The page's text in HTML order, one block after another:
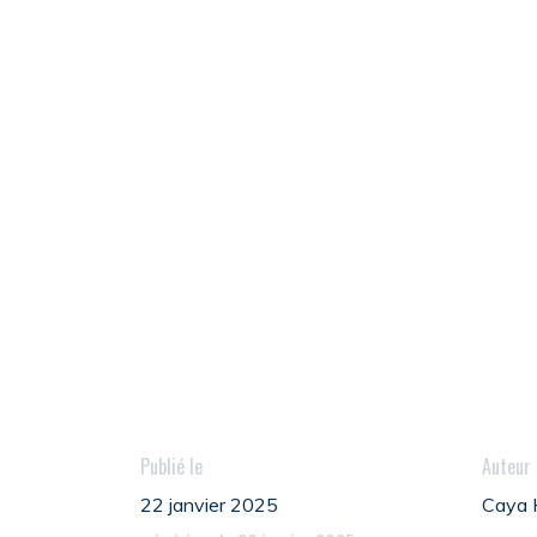
Publié le
22 janvier 2025
Auteur
Caya